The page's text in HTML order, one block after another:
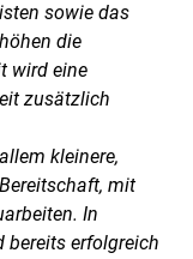
sowie das
die
wird eine
zusätzlich
kleinere,
mit
In
bereits erfolgreich